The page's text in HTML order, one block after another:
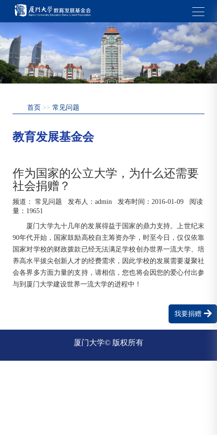
我要捐赠
首页 >>常见问题
教育发展基金会
作为国家的公立大学，为什么还需要
社会捐赠？
频道： 常见问题 发布人：admin 发布时间：2016-01-09
阅读
量： 19651
厦门大学九十几年的发展得益于国家的鼎力支持。上世纪末
90年代开始，国家鼓励高校自主筹资办学，时至今日，仅仅依靠
国家对学校的财政拨款已经无法满足学校创办世界一流大学、培
养高水平拔尖创新人才的经费需求，因此学校的发展需要凝聚社
会各界多方面力量的支持，请相信，您也将会因您的爱心付出参
与到厦门大学建设世界一流大学的进程中！
厦门大学© 版权所有